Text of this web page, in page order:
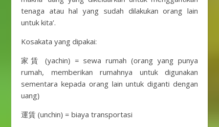
tenaga atau hal yang sudah dilakukan orang lain
untuk kita’.
Kosakata yang dipakai:
家賃 (yachin) = sewa rumah (orang yang punya
rumah, memberikan rumahnya untuk digunakan
sementara kepada orang lain untuk diganti dengan
uang)
運賃 (unchin) = biaya transportasi